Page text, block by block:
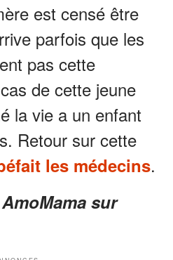
est censé être
parfois que les
pas cette
de cette jeune
la vie a un enfant
Retour sur cette
les médecins.
sur